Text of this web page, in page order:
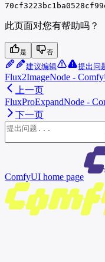
此页面对您有帮助吗？
是 否
建议编辑 提出问
Flux2ImageNode -
上一页
FluxProExpandNode -
下一页
ComfyUI home page